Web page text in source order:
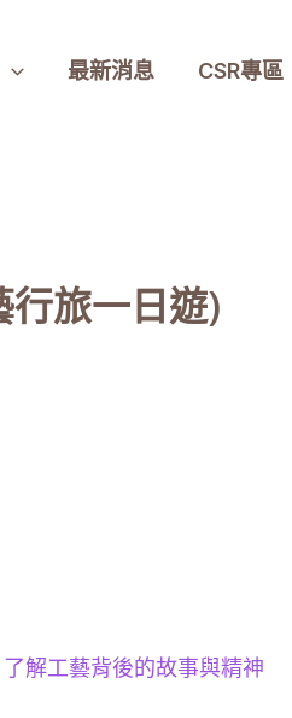
最新消息 CSR專區
旅一日遊)
解工藝背後的故事與精神